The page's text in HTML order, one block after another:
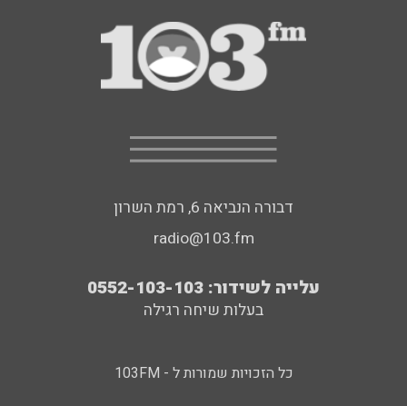
דבורה הנביאה 6, רמת השרון
radio@103.fm
עלייה לשידור: 0552-103-103
בעלות שיחה רגילה
כל הזכויות שמורות ל - 103FM